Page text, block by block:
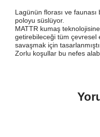
Lagünün florası ve
poloyu süslüyor.
MATTR kumaş
getirebileceği tüm çevresel
savaşmak için
Zorlu koşullar bu nefes